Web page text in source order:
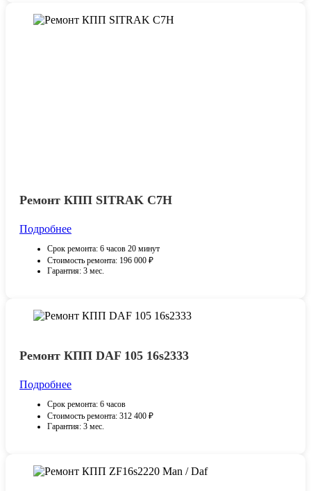
Ремонт КПП SITRAK С7H
Подробнее
Срок ремонта: 6 часов 20 минут
Стоимость ремонта: 196 000 ₽
Гарантия: 3 мес.
Ремонт КПП DAF 105 16s2333
Подробнее
Срок ремонта: 6 часов
Стоимость ремонта: 312 400 ₽
Гарантия: 3 мес.